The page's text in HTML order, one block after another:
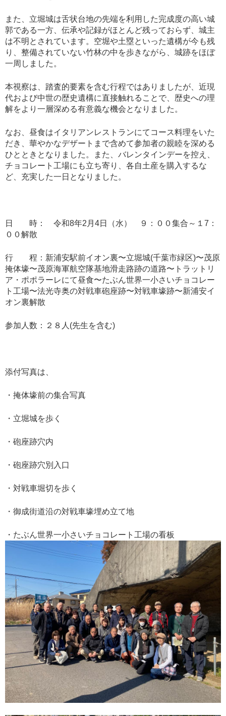
また、立堀城は舌状台地の先端を利用した完成度の高い城
郭である一方、伝承や記録がほとんど残っておらず、城主
は不明とされています。空堀や土塁といった遺構が今も残
り、整備されていない竹林の中を歩きながら、城跡をほぼ
一周しました。
本視察は、踏査的要素を含む行程ではありましたが、近現
代および中世の歴史遺構に直接触れることで、歴史への理
解をより一層深める有意義な機会となりました。
なお、昼食はイタリアンレストランにてコース料理をいた
だき、華やかなデザートまで含めて参加者の親睦を深める
ひとときとなりました。また、バレンタインデーを控え、
チョコレート工場にも立ち寄り、各自土産を購入するな
ど、充実した一日となりました。
日 時： 令和8年2月4日（水） ９：００集合～１7：
００解散
行 程：新浦安駅前イオン裏〜立堀城(千葉市緑区)〜茂原
掩体壕〜茂原海軍航空隊基地滑走路跡の道路〜トラットリ
ア・ポポラーレにて昼食〜たぶん世界一小さいチョコレー
ト工場〜法光寺奥の対戦車砲座跡〜対戦車壕跡〜新浦安イ
オン裏解散
参加人数：２８人(先生を含む)
添付写真は、
・掩体壕前の集合写真
・立堀城を歩く
・砲座跡穴内
・砲座跡穴別入口
・対戦車堀切を歩く
・御成街道沿の対戦車壕埋め立て地
・たぶん世界一小さいチョコレート工場の看板